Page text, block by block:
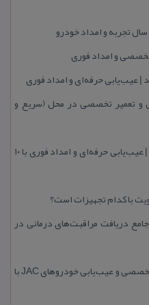
و امداد فوری
حرفه‌ای و امداد فوری
و تعمیر تخصصی در محل (سریع و
تعمیرگاه تخصصی كوییك در مشهد | عیب‌یابی حرفه‌ای و امداد فوری با ۱۰
دریافت مراقبت‌های درمانی در
امداد خودرو جك در مشهد | تعمیر تخصصی و عیب‌یابی خودروهای JAC با